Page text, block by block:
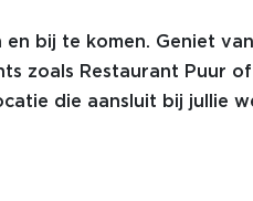
bij te komen. Geniet
zoals Restaurant Puur of
die aansluit bij jullie